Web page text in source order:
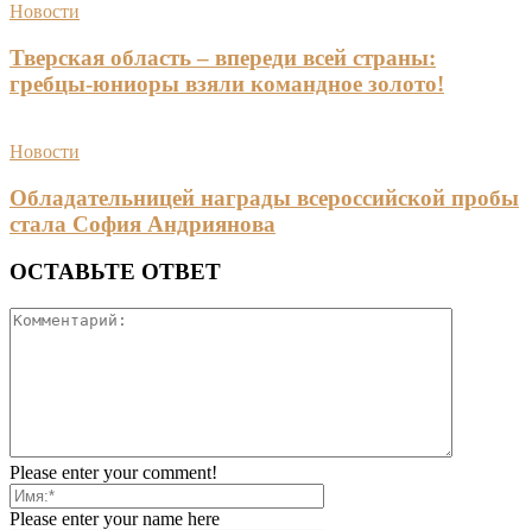
Новости
Тверская область – впереди всей страны:
гребцы-юниоры взяли командное золото!
Новости
Обладательницей награды всероссийской пробы
стала София Андриянова
ОСТАВЬТЕ ОТВЕТ
Please enter your comment!
Please enter your name here